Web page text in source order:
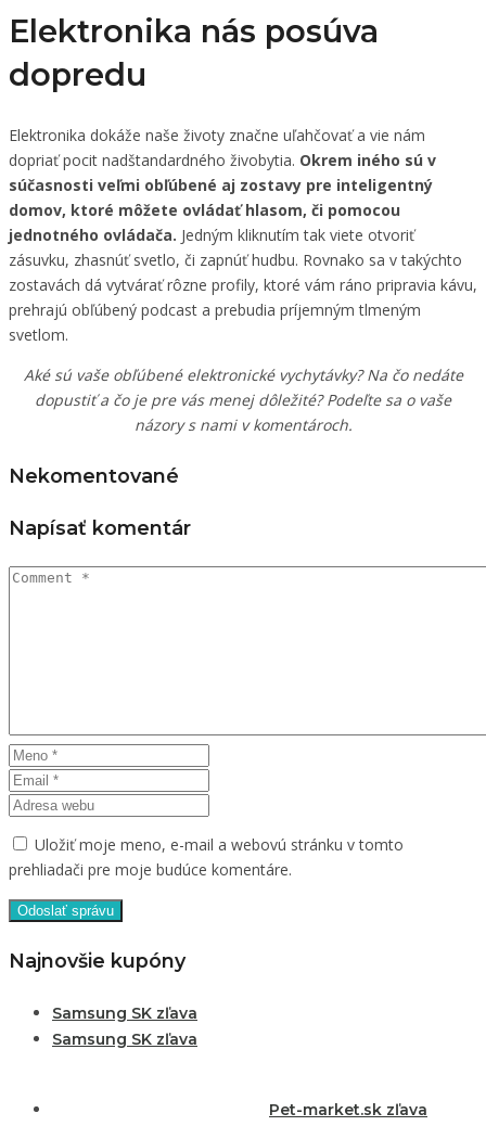
Elektronika nás posúva
dopredu
Elektronika dokáže naše životy značne uľahčovať a vie nám
dopriať pocit nadštandardného živobytia. Okrem iného sú v
súčasnosti veľmi obľúbené aj zostavy pre inteligentný
domov, ktoré môžete ovládať hlasom, či pomocou
jednotného ovládača. Jedným kliknutím tak viete otvoriť
zásuvku, zhasnúť svetlo, či zapnúť hudbu. Rovnako sa v takýchto
zostavách dá vytvárať rôzne profily, ktoré vám ráno pripravia kávu,
prehrajú obľúbený podcast a prebudia príjemným tlmeným
svetlom.
Aké sú vaše obľúbené elektronické vychytávky? Na čo nedáte
dopustiť a čo je pre vás menej dôležité? Podeľte sa o vaše
názory s nami v komentároch.
Nekomentované
Napísať komentár
Uložiť moje meno, e-mail a webovú stránku v tomto
prehliadači pre moje budúce komentáre.
Najnovšie kupóny
Samsung SK zľava
Samsung SK zľava
Pet-market.sk zľava